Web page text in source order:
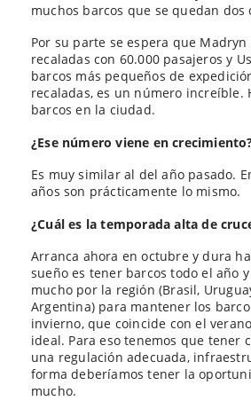
muchos barcos que se quedan dos
Por su parte se espera que Madryn
recaladas con 60.000 pasajeros y
barcos más pequeños de
recaladas, es un número increíble.
barcos en la ciudad.
¿Ese número viene en
Es muy similar al del año pasado.
años son prácticamente lo mismo.
¿Cuál es la temporada alta de
Arranca ahora en octubre y dura
sueño es tener barcos todo el año
mucho por la región (Brasil,
Argentina) para mantener los
invierno, que coincide con el
ideal. Para eso tenemos que tener
una regulación adecuada,
forma deberíamos tener la
mucho.